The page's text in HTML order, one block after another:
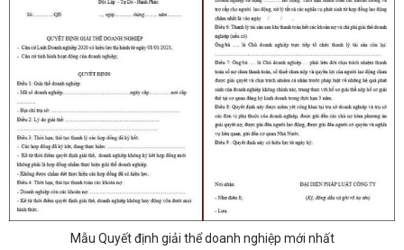
Mẫu Quyết định giải thể doanh nghiệp mới nhất